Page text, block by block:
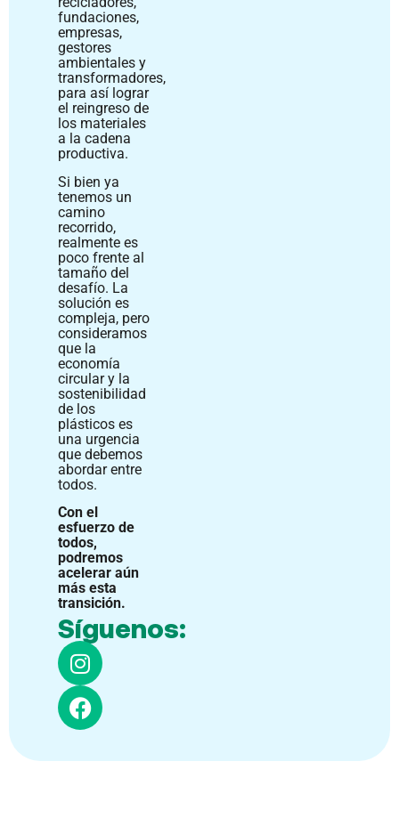
fundaciones,
empresas,
gestores
ambientales y
transformadores,
para así lograr
el reingreso de
los materiales
a la cadena
productiva.
Si bien ya
tenemos un
camino
recorrido,
realmente es
poco frente al
tamaño del
desafío. La
solución es
compleja, pero
consideramos
que la
economía
circular y la
sostenibilidad
de los
plásticos es
una urgencia
que debemos
abordar entre
todos.
Con el
esfuerzo de
todos,
podremos
acelerar aún
más esta
transición.
Síguenos: